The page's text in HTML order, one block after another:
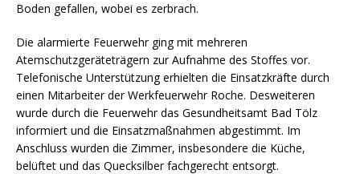
Boden gefallen, wobei es zerbrach.
Die alarmierte Feuerwehr ging mit mehreren
Atemschutzgeräteträgern zur Aufnahme des Stoffes vor.
Telefonische Unterstützung erhielten die Einsatzkräfte durch
einen Mitarbeiter der Werkfeuerwehr Roche. Desweiteren
wurde durch die Feuerwehr das Gesundheitsamt Bad Tölz
informiert und die Einsatzmaßnahmen abgestimmt. Im
Anschluss wurden die Zimmer, insbesondere die Küche,
belüftet und das Quecksilber fachgerecht entsorgt.